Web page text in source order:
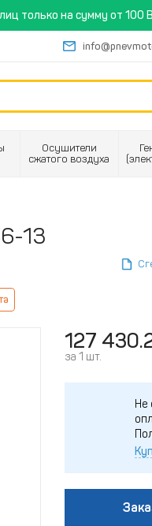
только на сумму от 100
Осушители
сжатого воздуха
13
127
за 1 шт.
Не